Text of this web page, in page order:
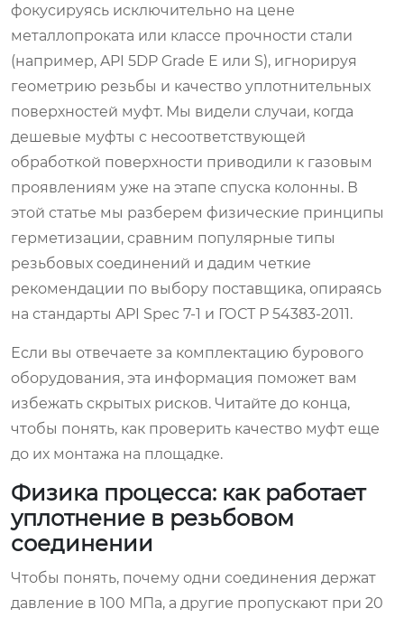
фокусируясь исключительно на цене
металлопроката или классе прочности стали
(например, API 5DP Grade E или S), игнорируя
геометрию резьбы и качество уплотнительных
поверхностей муфт. Мы видели случаи, когда
дешевые муфты с несоответствующей
обработкой поверхности приводили к газовым
проявлениям уже на этапе спуска колонны. В
этой статье мы разберем физические принципы
герметизации, сравним популярные типы
резьбовых соединений и дадим четкие
рекомендации по выбору поставщика, опираясь
на стандарты API Spec 7-1 и ГОСТ Р 54383-2011.
Если вы отвечаете за комплектацию бурового
оборудования, эта информация поможет вам
избежать скрытых рисков. Читайте до конца,
чтобы понять, как проверить качество муфт еще
до их монтажа на площадке.
Физика процесса: как работает
уплотнение в резьбовом
соединении
Чтобы понять, почему одни соединения держат
давление в 100 МПа, а другие пропускают при 20